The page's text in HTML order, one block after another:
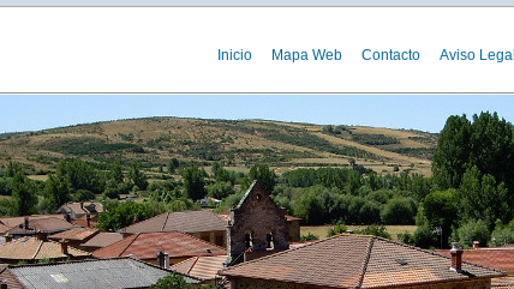
Inicio Mapa Web Contacto Aviso Legal